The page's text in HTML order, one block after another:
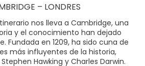
– LONDRES
nos lleva a Cambridge, una
y el conocimiento han dejado
Fundada en 1209, ha sido cuna de
más influyentes de la historia,
Hawking y Charles Darwin.